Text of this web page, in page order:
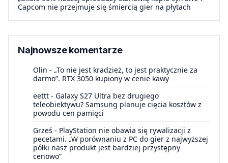
Capcom nie przejmuje się śmiercią gier na płytach
Najnowsze komentarze
Olin - „To nie jest kradzież, to jest praktycznie za
darmo”. RTX 3050 kupiony w cenie kawy
eettt - Galaxy S27 Ultra bez drugiego
teleobiektywu? Samsung planuje cięcia kosztów z
powodu cen pamięci
Grześ - PlayStation nie obawia się rywalizacji z
pecetami. „W porównaniu z PC do gier z najwyższej
półki nasz produkt jest bardziej przystępny
cenowo”